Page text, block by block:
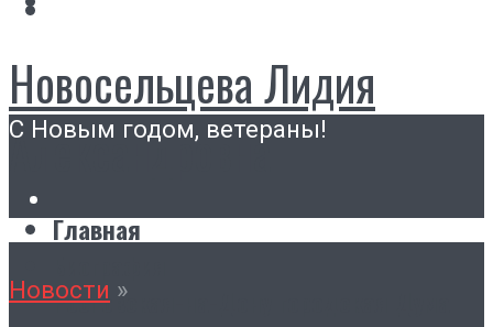
Новосельцева Лидия
Александровна
Главная
Ростовская-на-Дону городская Дума
С Новым годом, ветераны!
Новости »